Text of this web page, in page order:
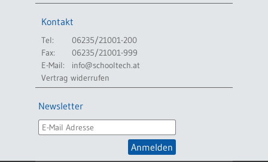
Kontakt
Tel:
06235/21001-200
Fax:
06235/21001-999
E-Mail:
info@schooltech.at
Vertrag widerrufen
Newsletter
Anmelden